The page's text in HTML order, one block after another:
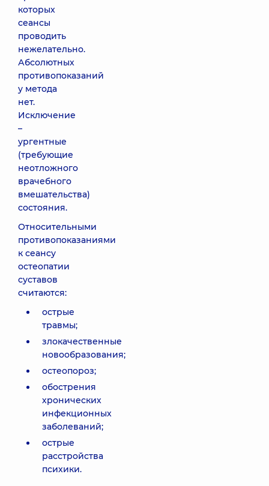
которых
сеансы
проводить
нежелательно.
Абсолютных
противопоказаний
у метода
нет.
Исключение
–
ургентные
(требующие
неотложного
врачебного
вмешательства)
состояния.
Относительными
противопоказаниями
к сеансу
остеопатии
суставов
считаются:
острые
травмы;
злокачественные
новообразования;
остеопороз;
обострения
хронических
инфекционных
заболеваний;
острые
расстройства
психики.